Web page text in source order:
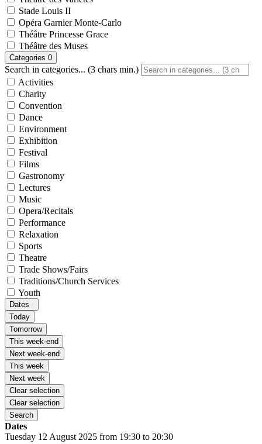
Stade Louis II
Opéra Garnier Monte-Carlo
Théâtre Princesse Grace
Théâtre des Muses
Categories 0
Search in categories... (3 chars min.)
Activities
Charity
Convention
Dance
Environment
Exhibition
Festival
Films
Gastronomy
Lectures
Music
Opera/Recitals
Performance
Relaxation
Sports
Theatre
Trade Shows/Fairs
Traditions/Church Services
Youth
Dates
Today
Tomorrow
This week-end
Next week-end
This week
Next week
Clear selection
Clear selection
Search
Dates
Tuesday 12 August 2025 from 19:30 to 20:30